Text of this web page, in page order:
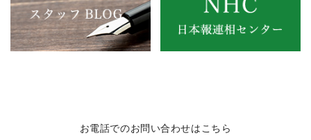
お電話でのお問い合わせはこちら